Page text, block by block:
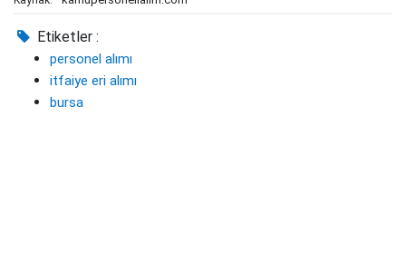
Etiketler :
personel alımı
itfaiye eri alımı
bursa